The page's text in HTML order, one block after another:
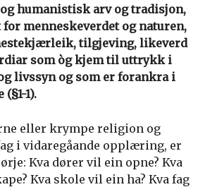
humanistisk arv og tradisjon,
menneskeverdet og naturen,
tilgjeving, likeverd
som òg kjem til uttrykk i
livssyn og som er forankra i
1).
eller krympe religion og
i vidaregåande opplæring, er
Kva dører vil ein opne? Kva
Kva skole vil ein ha? Kva fag